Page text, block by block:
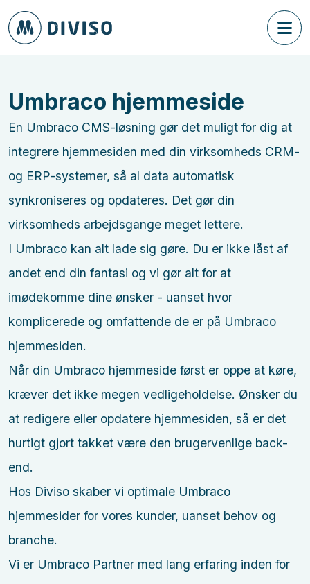
Umbraco hjemmeside
En Umbraco CMS-løsning gør det muligt for dig at
integrere hjemmesiden med din virksomheds CRM-
og ERP-systemer, så al data automatisk
synkroniseres og opdateres. Det gør din
virksomheds arbejdsgange meget lettere.
I Umbraco kan alt lade sig gøre. Du er ikke låst af
andet end din fantasi og vi gør alt for at
imødekomme dine ønsker - uanset hvor
komplicerede og omfattende de er på Umbraco
hjemmesiden.
Når din Umbraco hjemmeside først er oppe at køre,
kræver det ikke megen vedligeholdelse. Ønsker du
at redigere eller opdatere hjemmesiden, så er det
hurtigt gjort takket være den brugervenlige back-
end.
Hos Diviso skaber vi optimale Umbraco
hjemmesider for vores kunder, uanset behov og
branche.
Vi er Umbraco Partner med lang erfaring inden for